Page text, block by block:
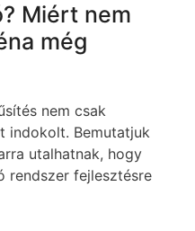
Miért nem
még
nem csak
indokolt. Bemutatjuk
utalhatnak, hogy
rendszer fejlesztésre